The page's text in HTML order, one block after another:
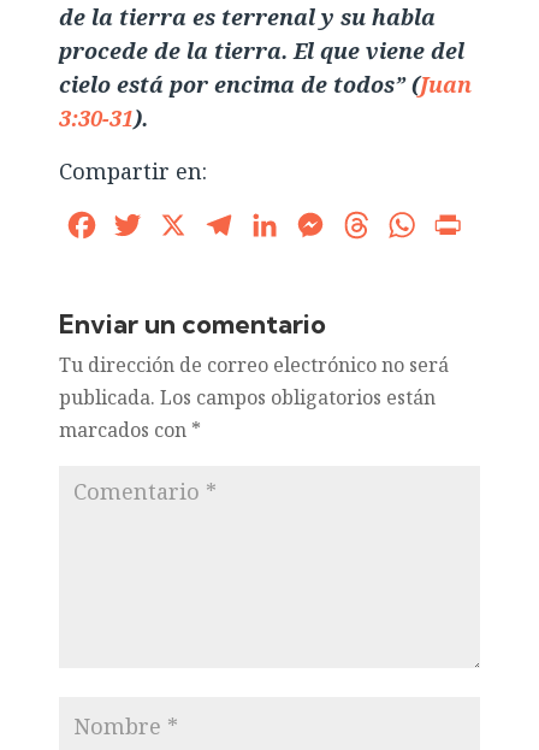
de la tierra es terrenal y su habla
procede de la tierra. El que viene del
cielo está por encima de todos” (Juan
3:30-31).
Compartir en:
FacebookTwitter TelegramLinkedInMessengerThreadsWhatsApp
Enviar un comentario
Tu dirección de correo electrónico no será
publicada. Los campos obligatorios están
marcados con *